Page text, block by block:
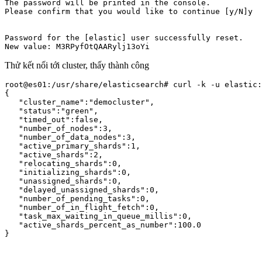
The password will be printed in the console.
Please confirm that you would like to continue [y/N]y
Password for the [elastic] user successfully reset.
Thử kết nối tới cluster, thấy thành công
root@es01:/usr/share/elasticsearch# curl -k -u
{
   "cluster_name":"democluster",
   "status":"green",
   "timed_out":false,
   "number_of_nodes":3,
   "number_of_data_nodes":3,
   "active_primary_shards":1,
   "active_shards":2,
   "relocating_shards":0,
   "initializing_shards":0,
   "unassigned_shards":0,
   "delayed_unassigned_shards":0,
   "number_of_pending_tasks":0,
   "number_of_in_flight_fetch":0,
   "task_max_waiting_in_queue_millis":0,
   "active_shards_percent_as_number":100.0
}